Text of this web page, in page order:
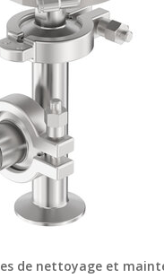
de nettoyage et